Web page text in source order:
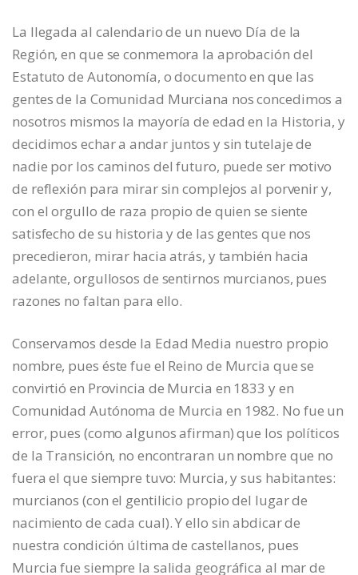
La llegada al calendario de un nuevo Día de la
Región, en que se conmemora la aprobación del
Estatuto de Autonomía, o documento en que las
gentes de la Comunidad Murciana nos concedimos a
nosotros mismos la mayoría de edad en la Historia, y
decidimos echar a andar juntos y sin tutelaje de
nadie por los caminos del futuro, puede ser motivo
de reflexión para mirar sin complejos al porvenir y,
con el orgullo de raza propio de quien se siente
satisfecho de su historia y de las gentes que nos
precedieron, mirar hacia atrás, y también hacia
adelante, orgullosos de sentirnos murcianos, pues
razones no faltan para ello.
Conservamos desde la Edad Media nuestro propio
nombre, pues éste fue el Reino de Murcia que se
convirtió en Provincia de Murcia en 1833 y en
Comunidad Autónoma de Murcia en 1982. No fue un
error, pues (como algunos afirman) que los políticos
de la Transición, no encontraran un nombre que no
fuera el que siempre tuvo: Murcia, y sus habitantes:
murcianos (con el gentilicio propio del lugar de
nacimiento de cada cual). Y ello sin abdicar de
nuestra condición última de castellanos, pues
Murcia fue siempre la salida geográfica al mar de